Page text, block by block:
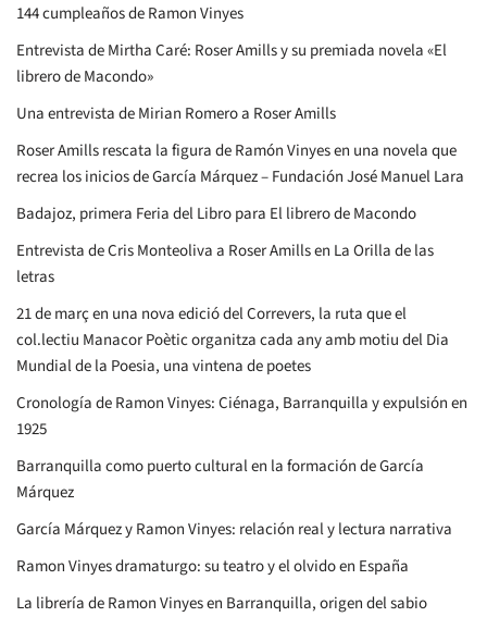
144 cumpleaños de Ramon Vinyes
Entrevista de Mirtha Caré: Roser Amills y su premiada novela «El
librero de Macondo»
Una entrevista de Mirian Romero a Roser Amills
Roser Amills rescata la figura de Ramón Vinyes en una novela que
recrea los inicios de García Márquez – Fundación José Manuel Lara
Badajoz, primera Feria del Libro para El librero de Macondo
Entrevista de Cris Monteoliva a Roser Amills en La Orilla de las
letras
21 de març en una nova edició del Correvers, la ruta que el
col.lectiu Manacor Poètic organitza cada any amb motiu del Dia
Mundial de la Poesia, una vintena de poetes
Cronología de Ramon Vinyes: Ciénaga, Barranquilla y expulsión en
1925
Barranquilla como puerto cultural en la formación de García
Márquez
García Márquez y Ramon Vinyes: relación real y lectura narrativa
Ramon Vinyes dramaturgo: su teatro y el olvido en España
La librería de Ramon Vinyes en Barranquilla, origen del sabio